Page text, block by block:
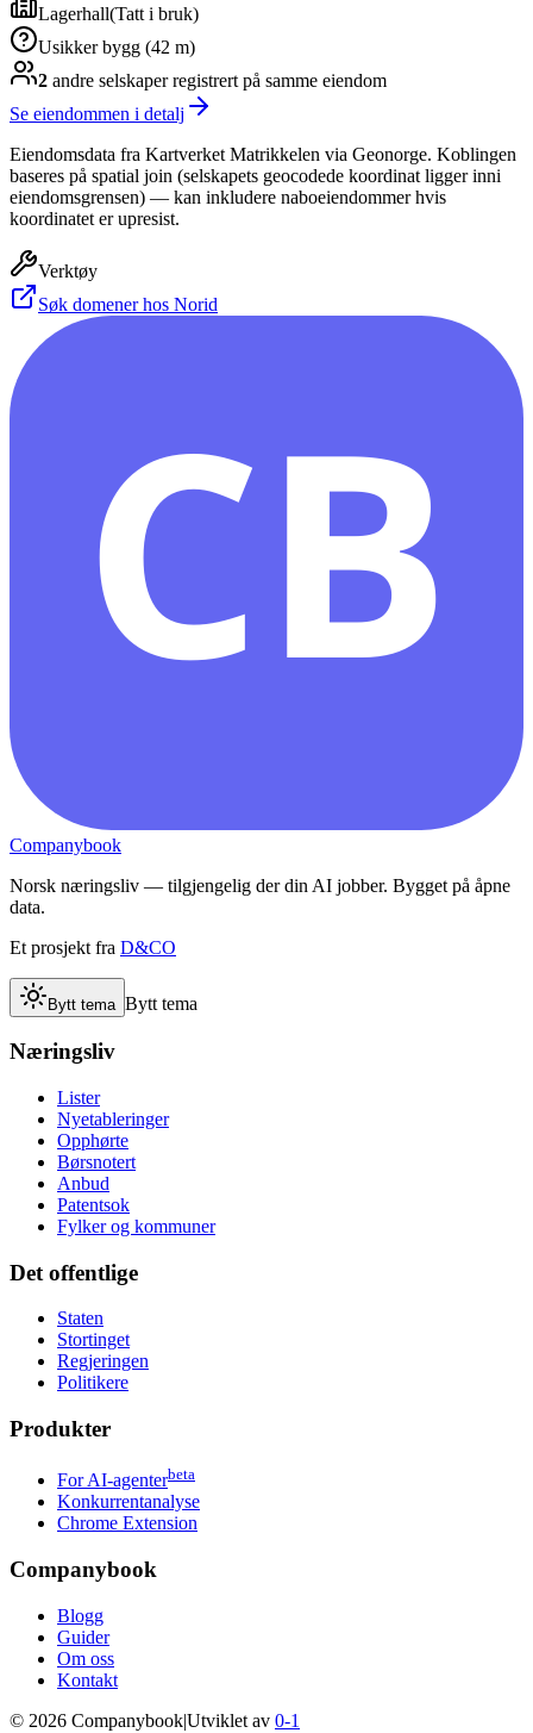
Lagerhall(Tatt i bruk)
Usikker bygg (42 m)
2 andre selskaperregistrert på samme eiendom
Se eiendommen i detalj
Eiendomsdata fra Kartverket Matrikkelen via Geonorge. Koblingen
baseres på spatial join (selskapets geocodede koordinat ligger inni
eiendomsgrensen) — kan inkludere naboeiendommer hvis
koordinatet er upresist.
Verktøy
Søk domener hos Norid
CB
Companybook
Norsk næringsliv — tilgjengelig der din AI jobber. Bygget på åpne
data.
Et prosjekt fra D&CO
Bytt tema Bytt tema
Næringsliv
Lister
Nyetableringer
Opphørte
Børsnotert
Anbud
Patentsok
Fylker og kommuner
Det offentlige
Staten
Stortinget
Regjeringen
Politikere
Produkter
For AI-agenterbeta
Konkurrentanalyse
Chrome Extension
Companybook
Blogg
Guider
Om oss
Kontakt
© 2026 Companybook|Utviklet av 0-1